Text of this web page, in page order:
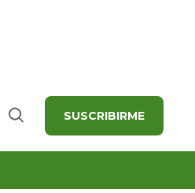
Buscar SUSCRIBIRME